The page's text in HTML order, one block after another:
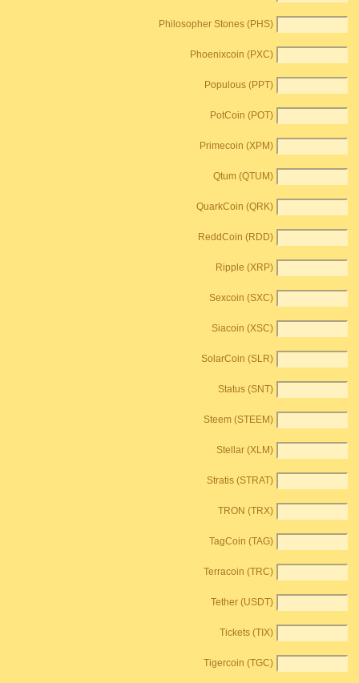
Philosopher Stones (PHS)
Phoenixcoin (PXC)
Populous (PPT)
PotCoin (POT)
Primecoin (XPM)
Qtum (QTUM)
QuarkCoin (QRK)
ReddCoin (RDD)
Ripple (XRP)
Sexcoin (SXC)
Siacoin (XSC)
SolarCoin (SLR)
Status (SNT)
Steem (STEEM)
Stellar (XLM)
Stratis (STRAT)
TRON (TRX)
TagCoin (TAG)
Terracoin (TRC)
Tether (USDT)
Tickets (TIX)
Tigercoin (TGC)